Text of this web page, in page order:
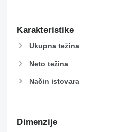
Karakteristike
Ukupna težina
Neto težina
Način istovara
Dimenzije